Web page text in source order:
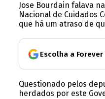
Jose Bourdain falava
Nacional de Cuidados
que há um atraso de
Escolha a
Questionado pelos
herdados por este